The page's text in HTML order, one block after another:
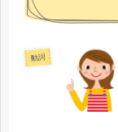
動詞